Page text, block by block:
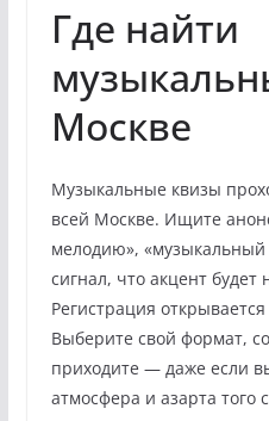
Где найти
Москве
Музыкальные квизы
всей Москве. Ищите
мелодию», «музыкальный
сигнал, что акцент будет
Регистрация
Выберите свой формат,
приходите — даже если
атмосфера и азарта того